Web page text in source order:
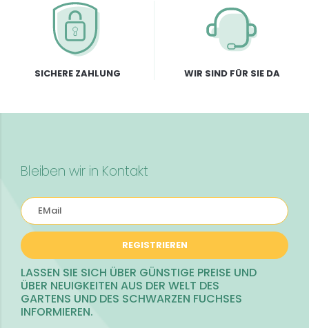
SICHERE ZAHLUNG WIR SIND FÜR SIE DA
Bleiben wir in Kontakt
REGISTRIEREN
LASSEN SIE SICH ÜBER GÜNSTIGE PREISE UND
ÜBER NEUIGKEITEN AUS DER WELT DES
GARTENS UND DES SCHWARZEN FUCHSES
INFORMIEREN.